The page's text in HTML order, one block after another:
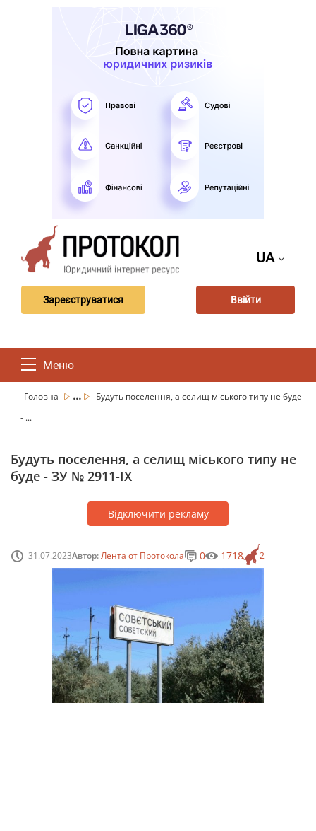
UA
Зареєструватися Ввійти
Меню
Головна ...
Будуть поселення, а селищ міського типу не буде
- ...
Будуть поселення, а селищ міського типу не
буде - ЗУ № 2911-IX
Відключити рекламу
31.07.2023Автор:Лента от Протокола 2
0 1718